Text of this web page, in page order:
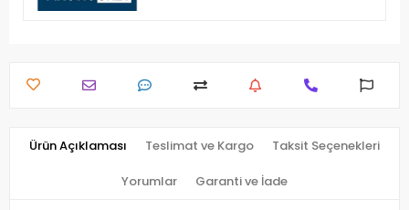
Ürün Açıklaması Teslimat ve Kargo Taksit Seçenekleri
Yorumlar Garanti ve İade